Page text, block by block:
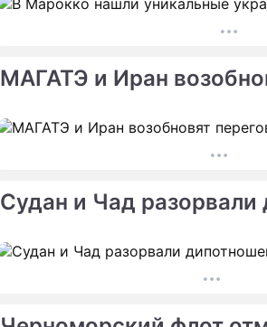
МАГАТЭ и Иран
Судан и Чад разорвали